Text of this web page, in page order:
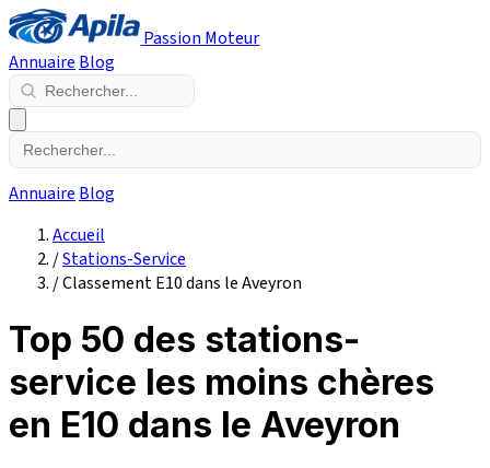
Passion Moteur
Annuaire Blog
Annuaire Blog
Accueil
/Stations-Service
/Classement E10 dans le Aveyron
Top 50 des stations-
service les moins chères
en E10 dans le Aveyron